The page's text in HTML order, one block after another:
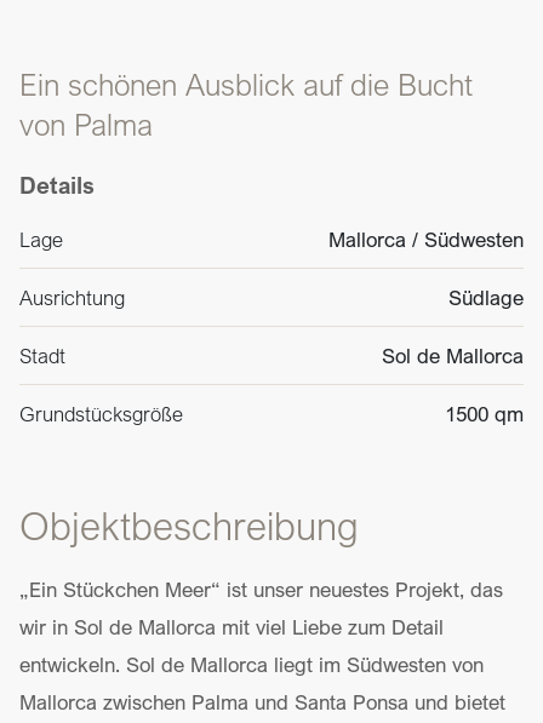
Ein schönen Ausblick auf die Bucht
von Palma
Details
Lage Mallorca / Südwesten
Ausrichtung Südlage
Stadt Sol de Mallorca
Grundstücksgröße 1500 qm
Objektbeschreibung
„Ein Stückchen Meer“ ist unser neuestes Projekt, das
wir in Sol de Mallorca mit viel Liebe zum Detail
entwickeln. Sol de Mallorca liegt im Südwesten von
Mallorca zwischen Palma und Santa Ponsa und bietet